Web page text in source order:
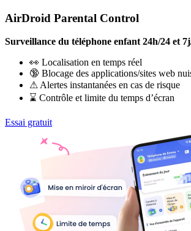
AirDroid Parental Control
Surveillance du téléphone enfant 24h/24 et
👀 Localisation en temps réel
🔞 Blocage des applications/sites web
⚠ Alertes instantanées en cas de risque
⌛ Contrôle et limite du temps d’écran
Essai gratuit